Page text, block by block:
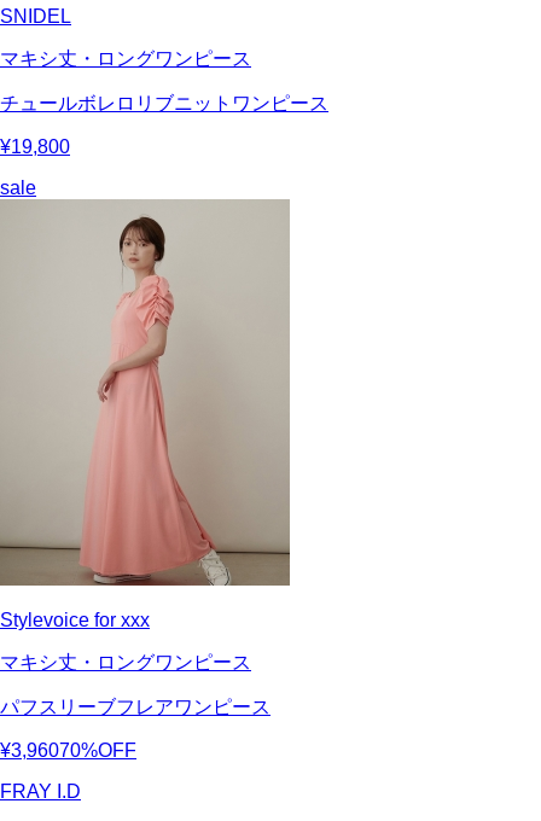
SNIDEL
マキシ丈・ロングワンピース
チュールボレロリブニットワンピース
¥19,800
sale
Stylevoice for xxx
マキシ丈・ロングワンピース
パフスリーブフレアワンピース
¥3,96070%OFF
FRAY I.D